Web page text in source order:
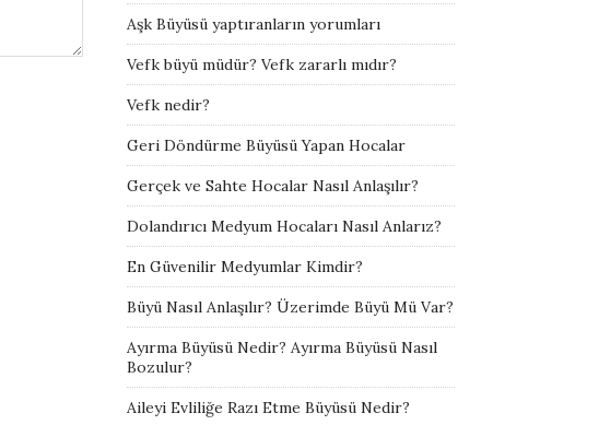
Aşk Büyüsü yaptıranların yorumları
Vefk büyü müdür? Vefk zararlı mıdır?
Vefk nedir?
Geri Döndürme Büyüsü Yapan Hocalar
Gerçek ve Sahte Hocalar Nasıl Anlaşılır?
Dolandırıcı Medyum Hocaları Nasıl Anlarız?
En Güvenilir Medyumlar Kimdir?
Büyü Nasıl Anlaşılır? Üzerimde Büyü Mü Var?
Ayırma Büyüsü Nedir? Ayırma Büyüsü Nasıl
Bozulur?
Aileyi Evliliğe Razı Etme Büyüsü Nedir?